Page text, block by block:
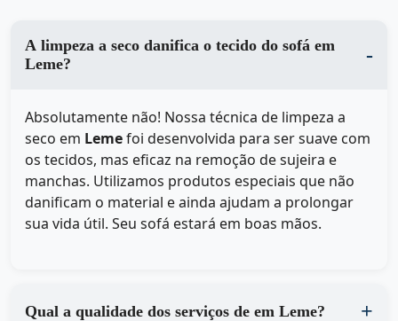
A limpeza a seco danifica o tecido do sofá em
Leme?
Absolutamente não! Nossa técnica de limpeza a
seco em Lemefoi desenvolvida para ser suave com
os tecidos, mas eficaz na remoção de sujeira e
manchas. Utilizamos produtos especiais que não
danificam o material e ainda ajudam a prolongar
sua vida útil. Seu sofá estará em boas mãos.
Qual a qualidade dos serviços de em Leme?